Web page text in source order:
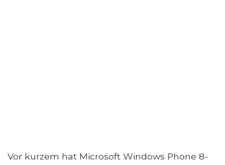
Vor kurzem hat Microsoft Windows Phone 8-